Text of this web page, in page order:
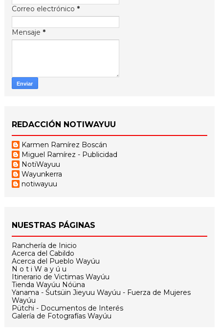
Correo electrónico *
Mensaje *
REDACCIÓN NOTIWAYUU
Karmen Ramírez Boscán
Miguel Ramírez - Publicidad
NotiWayuu
Wayunkerra
notiwayuu
NUESTRAS PÁGINAS
Ranchería de Inicio
Acerca del Cabildo
Acerca del Pueblo Wayúu
N o t i W a y ú u
Itinerario de Victimas Wayúu
Tienda Wayúu Nóüna
Yanama - Sutsüin Jieyuu Wayúu - Fuerza de Mujeres
Wayúu
Pütchi - Documentos de Interés
Galería de Fotografías Wayúu